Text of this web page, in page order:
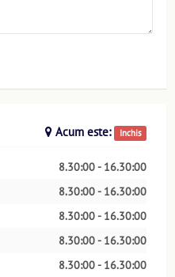
Acum este: Inchis
8.30:00 - 16.30:00
8.30:00 - 16.30:00
8.30:00 - 16.30:00
8.30:00 - 16.30:00
8.30:00 - 16.30:00